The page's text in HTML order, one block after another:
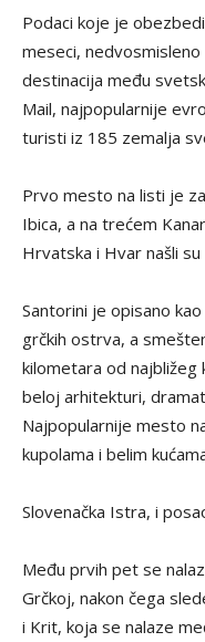
Podaci koje je
meseci,
destinacija među
Mail, najpopularnije
turisti iz 185 zemalja
Prvo mesto na listi je
Ibica, a na trećem
Hrvatska i Hvar našli
Santorini je opisano
grčkih ostrva, a
kilometara od
beloj arhitekturi,
Najpopularnije mesto
kupolama i belim
Slovenačka Istra, i
Među prvih pet se
Grčkoj, nakon čega
i Krit, koja se nalaze